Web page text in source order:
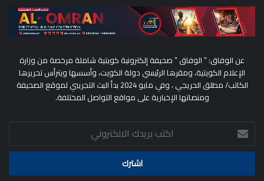
عن الوفاق: ” الوفاق ” صحيفة إلكترونية كويتية شاملة مرخصة من وزارة
الإعلام الكويتية، ومقرها الرئيسي دولة الكويت، وأسسها ويترأس تحريرها
الكاتب/ مطلق الحريجي ، وفي مايو 2024 بدأ البث التجريبي لموقع الصحيفة
ومنصاتها الإخبارية على مواقع التواصل المختلفة.
اكتب
بريدك
الالكتروني